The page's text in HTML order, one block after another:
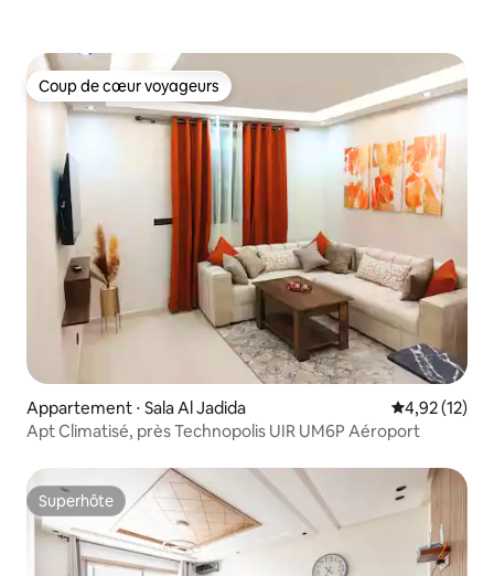
Coup de cœur voyageurs
Coup de cœur voyageurs
Appartement ⋅ Sala Al Jadida Évaluation
4,92 (12)
Apt Climatisé, près Technopolis UIR UM6P Aéroport
Superhôte
Superhôte